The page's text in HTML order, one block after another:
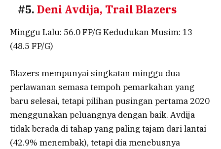
#5. Deni Avdija, Trail Blazers
Minggu Lalu: 56.0 FP/G Kedudukan Musim: 13
(48.5 FP/G)
Blazers mempunyai singkatan minggu dua
perlawanan semasa tempoh pemarkahan yang
baru selesai, tetapi pilihan pusingan pertama 2020
menggunakan peluangnya dengan baik. Avdija
tidak berada di tahap yang paling tajam dari lantai
(42.9% menembak), tetapi dia menebusnya